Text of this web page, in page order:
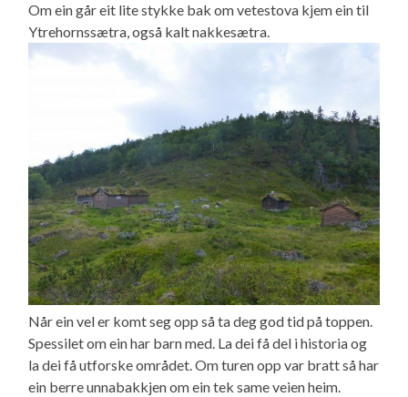
Om ein går eit lite stykke bak om vetestova kjem ein til
Ytrehornssætra, også kalt nakkesætra.
Når ein vel er komt seg opp så ta deg god tid på toppen.
Spessilet om ein har barn med. La dei få del i historia og
la dei få utforske området. Om turen opp var bratt så har
ein berre unnabakkjen om ein tek same veien heim.